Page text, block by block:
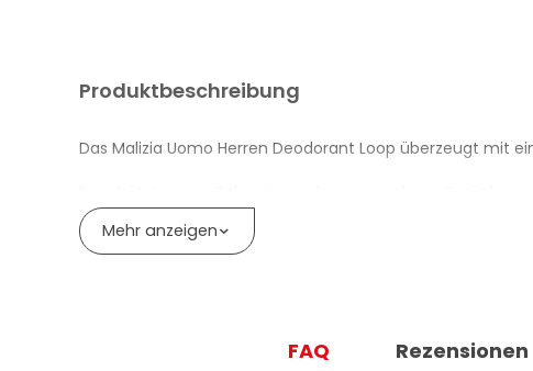
Produktbeschreibung
Das Malizia Uomo Herren Deodorant Loop überzeugt mit
VORTEILE DES HERREN DEODORANTS LOOP
Mehr anzeigen
FAQ Rezensionen